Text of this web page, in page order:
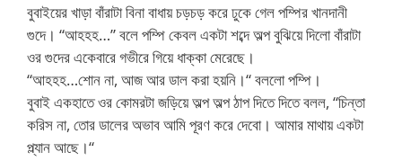
বুবাইয়ের খাড়া বাঁরাটা বিনা বাধায় চড়চড় করে ঢুকে গেল পম্পির খানদানী
গুদে। “আহহহ…” বলে পম্পি কেবল একটা শব্দে অল্প বুঝিয়ে দিলো বাঁরাটা
ওর গুদের একেবারে গভীরে গিয়ে ধাক্কা মেরেছে।
“আহহহ…শোন না, আজ আর ডাল করা হয়নি।“ বললো পম্পি।
বুবাই একহাতে ওর কোমরটা জড়িয়ে অল্প অল্প ঠাপ দিতে দিতে বলল, “চিন্তা
করিস না, তোর ডালের অভাব আমি পূরণ করে দেবো। আমার মাথায় একটা
প্ল্যান আছে।“